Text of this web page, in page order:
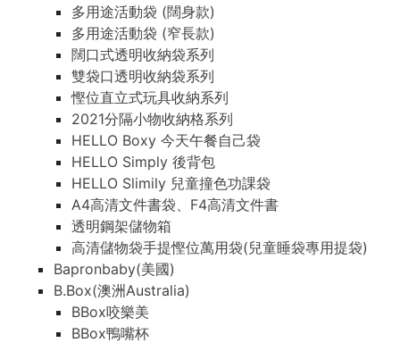
多用途活動袋 (闊身款)
多用途活動袋 (窄長款)
闊口式透明收納袋系列
雙袋口透明收納袋系列
慳位直立式玩具收納系列
2021分隔小物收納格系列
HELLO Boxy 今天午餐自己袋
HELLO Simply 後背包
HELLO Slimily 兒童撞色功課袋
A4高清文件書袋、F4高清文件書
透明鋼架儲物箱
高清儲物袋手提慳位萬用袋(兒童睡袋專用提袋)
Bapronbaby(美國)
B.Box(澳洲Australia)
BBox咬樂美
BBox鴨嘴杯